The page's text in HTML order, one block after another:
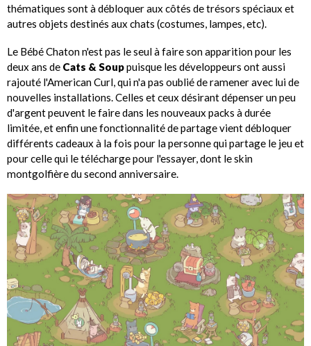
thématiques sont à débloquer aux côtés de trésors spéciaux et
autres objets destinés aux chats (costumes, lampes, etc).
Le Bébé Chaton n'est pas le seul à faire son apparition pour les
deux ans de Cats & Souppuisque les développeurs ont aussi
rajouté l'American Curl, qui n'a pas oublié de ramener avec lui de
nouvelles installations. Celles et ceux désirant dépenser un peu
d'argent peuvent le faire dans les nouveaux packs à durée
limitée, et enfin une fonctionnalité de partage vient débloquer
différents cadeaux à la fois pour la personne qui partage le jeu et
pour celle qui le télécharge pour l'essayer, dont le skin
montgolfière du second anniversaire.